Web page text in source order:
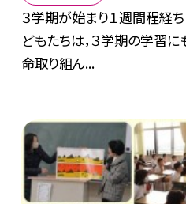
３学期が始まり１週間程経ち
どもたちは，３学期の学習
命取り組ん...